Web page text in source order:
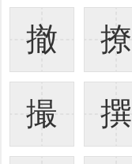
撤 撩
撮 撰